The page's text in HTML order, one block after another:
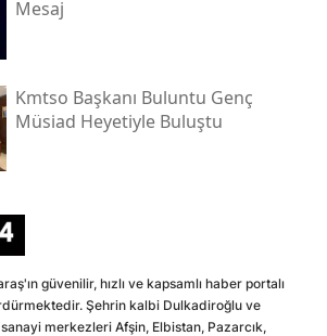
Mesaj
Kmtso Başkanı Buluntu Genç
Müsi̇ad Heyetiyle Buluştu
güvenilir, hızlı ve kapsamlı haber portalı
Şehrin kalbi Dulkadiroğlu ve
merkezleri Afşin, Elbistan, Pazarcık,